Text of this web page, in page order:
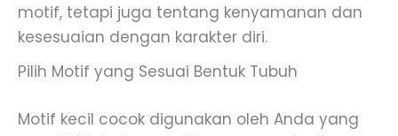
motif, tetapi juga tentang kenyamanan dan
kesesuaian dengan karakter diri.
Pilih Motif yang Sesuai Bentuk Tubuh
Motif kecil cocok digunakan oleh Anda yang